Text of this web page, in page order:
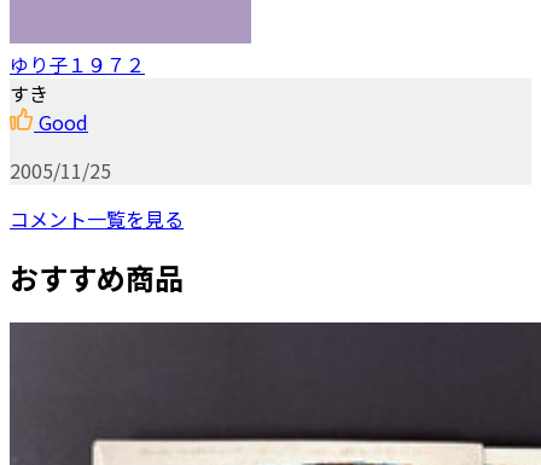
ゆり子１９７２
すき
Good
2005/11/25
コメント一覧を見る
おすすめ商品